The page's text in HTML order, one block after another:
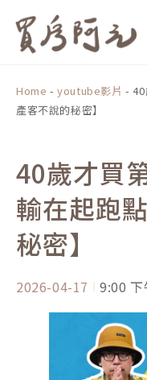
Home -youtube影片 -
產客不說的秘密】
40歲才買
輸在起跑
秘密】
2026-04-17 9:00 下